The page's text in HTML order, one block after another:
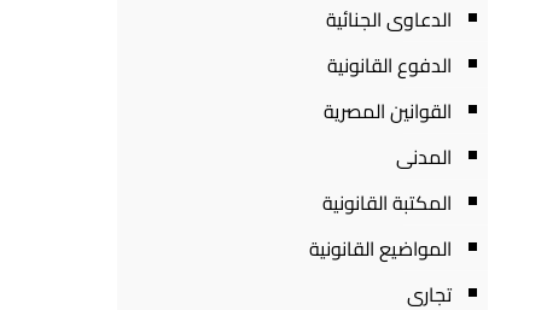
الدعاوى الجنائية
الدفوع القانونية
القوانين المصرية
المدنى
المكتبة القانونية
المواضيع القانونية
تجارى